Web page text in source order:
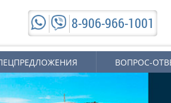
8-906-966-1001
ВОПРОС-